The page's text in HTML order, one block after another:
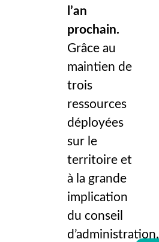
l’an
prochain.
Grâce au
maintien de
trois
ressources
déployées
sur le
territoire et
à la grande
implication
du conseil
d’administration,